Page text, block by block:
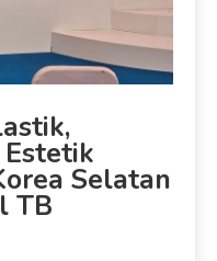
Selatan
TB